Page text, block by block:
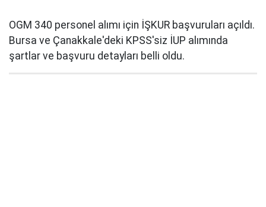
OGM 340 personel alımı için İŞKUR başvuruları açıldı.
Bursa ve Çanakkale'deki KPSS'siz İUP alımında
şartlar ve başvuru detayları belli oldu.